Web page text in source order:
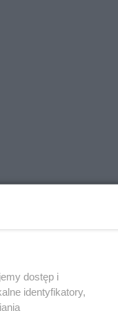
dostęp i
identyfikatory,